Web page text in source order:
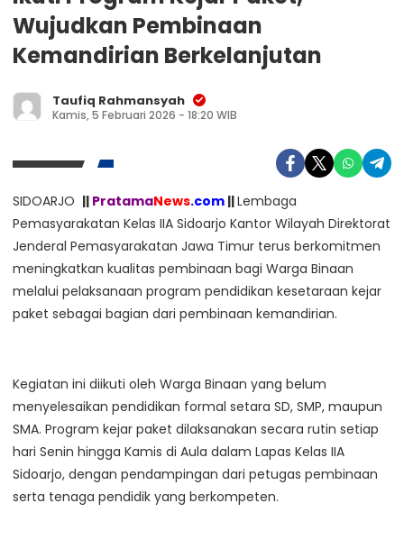
Wujudkan Pembinaan
Kemandirian Berkelanjutan
Taufiq Rahmansyah
Kamis, 5 Februari 2026 - 18:20 WIB
SIDOARJO || PratamaNews.com ||Lembaga
Pemasyarakatan Kelas IIA Sidoarjo Kantor Wilayah Direktorat
Jenderal Pemasyarakatan Jawa Timur terus berkomitmen
meningkatkan kualitas pembinaan bagi Warga Binaan
melalui pelaksanaan program pendidikan kesetaraan kejar
paket sebagai bagian dari pembinaan kemandirian.
Kegiatan ini diikuti oleh Warga Binaan yang belum
menyelesaikan pendidikan formal setara SD, SMP, maupun
SMA. Program kejar paket dilaksanakan secara rutin setiap
hari Senin hingga Kamis di Aula dalam Lapas Kelas IIA
Sidoarjo, dengan pendampingan dari petugas pembinaan
serta tenaga pendidik yang berkompeten.